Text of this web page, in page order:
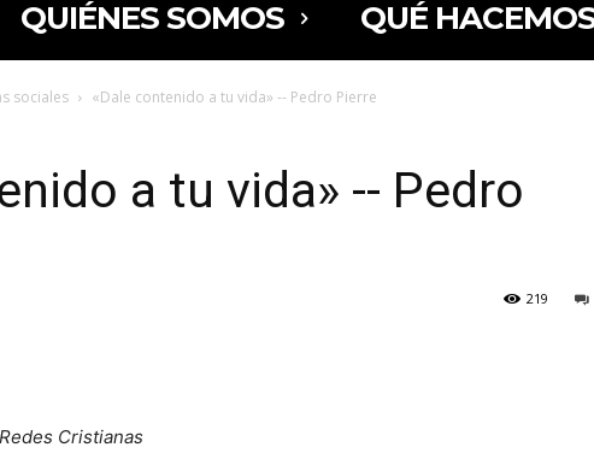
QUIÉNES SOMOS QUÉ
sociales «Dale contenido a tu vida» -- Pedro Pierre
a tu vida» -- Pedro
219
Cristianas